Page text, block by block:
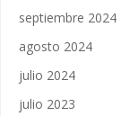
septiembre 2024
agosto 2024
julio 2024
julio 2023